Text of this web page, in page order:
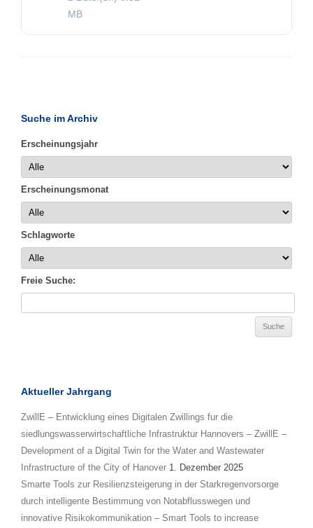
MB
Suche im Archiv
Erscheinungsjahr
Erscheinungsmonat
Schlagworte
Freie Suche:
Aktueller Jahrgang
ZwillE – Entwicklung eines Digitalen Zwillings fur die
siedlungswasserwirtschaftliche Infrastruktur Hannovers – ZwillE –
Development of a Digital Twin for the Water and Wastewater
Infrastructure of the City of Hanover 1. Dezember 2025
Smarte Tools zur Resilienzsteigerung in der Starkregenvorsorge
durch intelligente Bestimmung von Notabflusswegen und
innovative Risikokommunikation – Smart Tools to increase